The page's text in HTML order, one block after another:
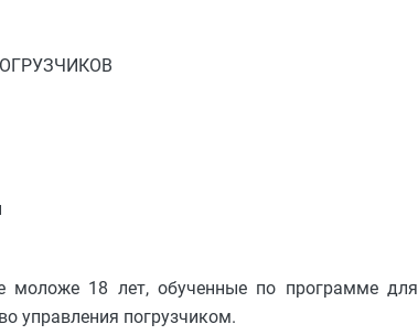
моложе 18 лет, обученные по программе для
управления погрузчиком.